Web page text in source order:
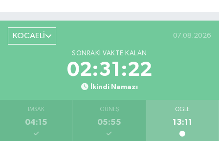
KOCAELİ 07.08.2026
SONRAKI VAKTE KALAN
02:31:21
İkindi Namazı
İMSAK
04:15
GÜNEŞ
05:55
ÖĞLE
13:11